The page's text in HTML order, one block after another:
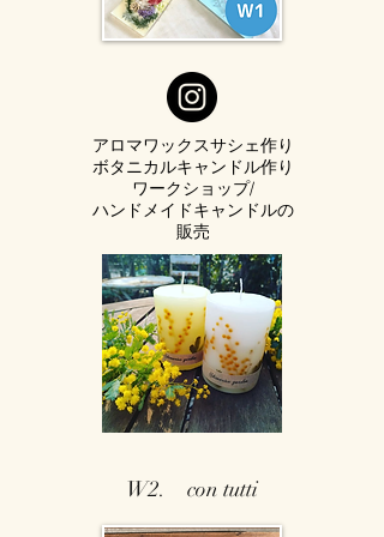
アロマワックスサシェ作り
ボタニカルキャンドル作り
ワークショップ/
ハンドメイドキャンドルの
販売
W2. con tutti